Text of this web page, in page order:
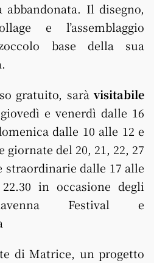
Il disegno,
e l’assemblaggio
base della sua
gratuito, sarà visitabile
e venerdì dalle 16
dalle 10 alle 12 e
giornate del 20, 21, 22, 27
straordinarie dalle 17 alle
in occasione degli
Festival e
di Matrice, un progetto